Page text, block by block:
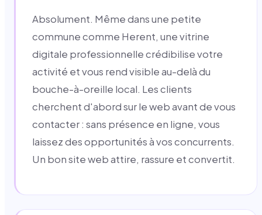
Absolument. Même dans une petite
commune comme Herent, une vitrine
digitale professionnelle crédibilise votre
activité et vous rend visible au-delà du
bouche-à-oreille local. Les clients
cherchent d'abord sur le web avant de vous
contacter : sans présence en ligne, vous
laissez des opportunités à vos concurrents.
Un bon site web attire, rassure et convertit.